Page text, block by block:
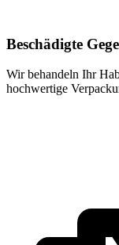
Beschädigte
Wir behandeln Ihr
hochwertige